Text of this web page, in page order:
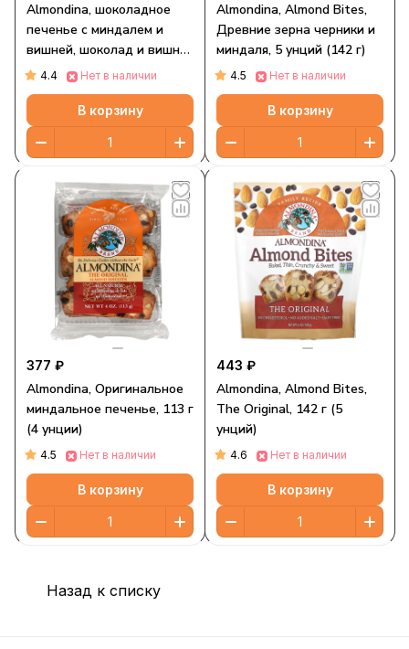
Almondina, шоколадное
печенье с миндалем и
вишней, шоколад и вишня,
113 г (4 унции)
4.4 Нет в наличии
В корзину
Almondina, Almond Bites,
Древние зерна черники и
миндаля, 5 унций (142 г)
4.5 Нет в наличии
В корзину
377 ₽
Almondina, Оригинальное
миндальное печенье, 113 г
(4 унции)
4.5 Нет в наличии
В корзину
443 ₽
Almondina, Almond Bites,
The Original, 142 г (5
унций)
4.6 Нет в наличии
В корзину
Назад к списку